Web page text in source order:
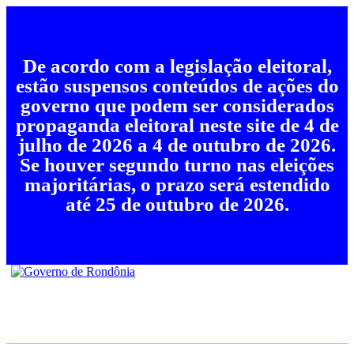
De acordo com a legislação eleitoral,
estão suspensos conteúdos de ações do
governo que podem ser considerados
propaganda eleitoral neste site de 4 de
julho de 2026 a 4 de outubro de 2026.
Se houver segundo turno nas eleições
majoritárias, o prazo será estendido
até 25 de outubro de 2026.